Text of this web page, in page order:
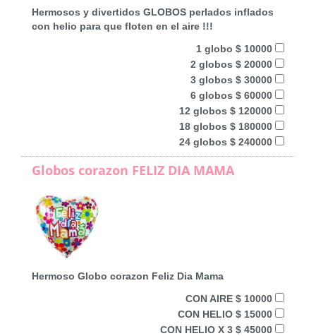
Hermosos y divertidos GLOBOS perlados inflados
con helio para que floten en el aire !!!
1 globo $ 10000
2 globos $ 20000
3 globos $ 30000
6 globos $ 60000
12 globos $ 120000
18 globos $ 180000
24 globos $ 240000
Globos corazon FELIZ DIA MAMA
Hermoso Globo corazon Feliz Dia Mama
CON AIRE $ 10000
CON HELIO $ 15000
CON HELIO X 3 $ 45000